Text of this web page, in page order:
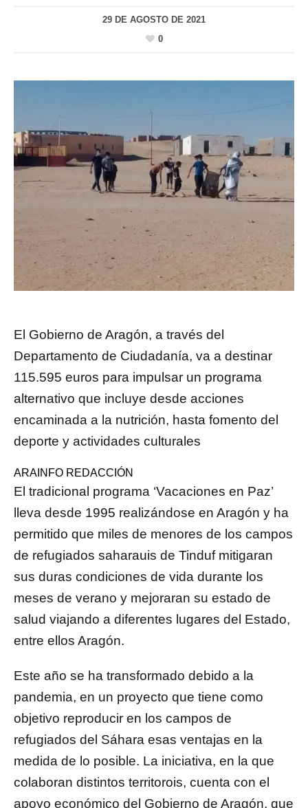
29 DE AGOSTO DE 2021
0
El Gobierno de Aragón, a través del
Departamento de Ciudadanía, va a destinar
115.595 euros para impulsar un programa
alternativo que incluye desde acciones
encaminada a la nutrición, hasta fomento del
deporte y actividades culturales
ARAINFO REDACCIÓN
E l tradicional programa ‘Vacaciones en Paz’
lleva desde 1995 realizándose en Aragón y ha
permitido que miles de menores de los campos
de refugiados saharauis de Tinduf mitigaran
sus duras condiciones de vida durante los
meses de verano y mejoraran su estado de
salud viajando a diferentes lugares del Estado,
entre ellos Aragón.
Este año se ha transformado debido a la
pandemia, en un proyecto que tiene como
objetivo reproducir en los campos de
refugiados del Sáhara esas ventajas en la
medida de lo posible. La iniciativa, en la que
colaboran distintos territorois, cuenta con el
apoyo económico del Gobierno de Aragón, que